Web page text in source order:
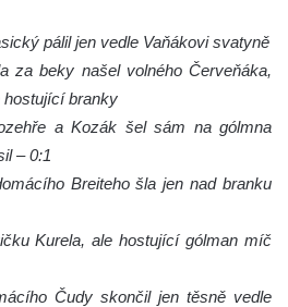
pálil jen vedle Vaňákovi svatyně
za beky našel volného Červeňáka,
hostující branky
a Kozák šel sám na gólmna
– 0:1
Breiteho šla jen nad branku
Kurela, ale hostující gólman míč
Čudy skončil jen těsně vedle